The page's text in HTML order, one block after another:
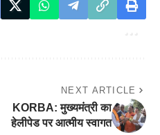
NEXT ARTICLE
KORBA: मुख्यमंत्री का
हेलीपेड पर आत्मीय स्वागत